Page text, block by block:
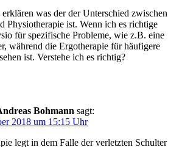
erklären was der der Unterschied zwischen
Physiotherapie ist. Wenn ich es richtige
für spezifische Probleme, wie z.B. eine
während die Ergotherapie für häufigere
ist. Verstehe ich es richtig?
Bohmann sagt:
2018 um 15:15 Uhr
legt in dem Falle der verletzten Schulter